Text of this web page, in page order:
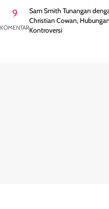
9
KOMENTAR
Sam Smith Tunangan
Christian Cowan,
Kontroversi